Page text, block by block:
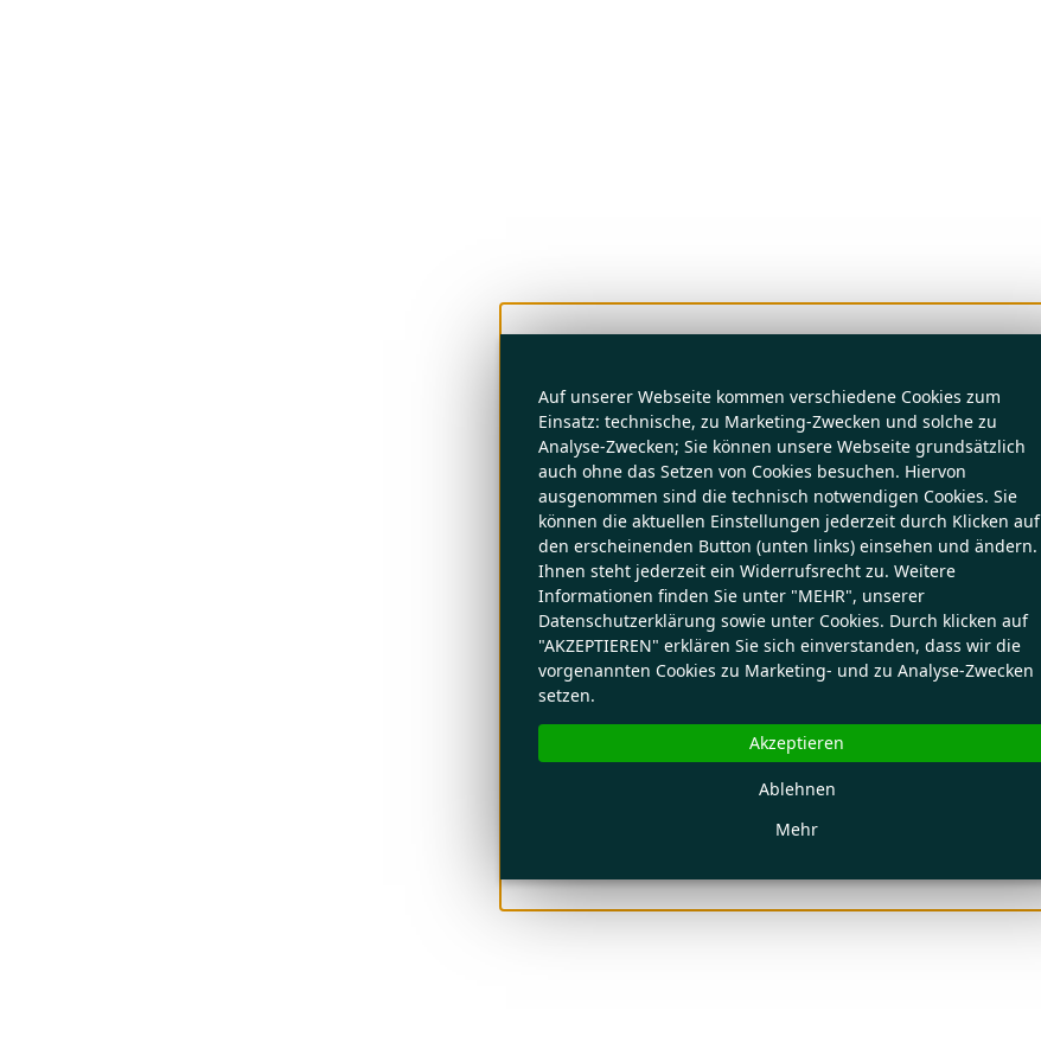
Auf unserer Webseite kommen verschiedene Cookies zum
Einsatz: technische, zu Marketing-Zwecken und solche zu
Analyse-Zwecken; Sie können unsere Webseite grundsätzlich
auch ohne das Setzen von Cookies besuchen. Hiervon
ausgenommen sind die technisch notwendigen Cookies. Sie
können die aktuellen Einstellungen jederzeit durch Klicken auf
den erscheinenden Button (unten links) einsehen und ändern.
Ihnen steht jederzeit ein Widerrufsrecht zu. Weitere
Informationen finden Sie unter "MEHR", unserer
Datenschutzerklärung sowie unter Cookies. Durch klicken auf
"AKZEPTIEREN" erklären Sie sich einverstanden, dass wir die
vorgenannten Cookies zu Marketing- und zu Analyse-Zwecken
setzen.
Mehr
Ablehnen
Akzeptieren